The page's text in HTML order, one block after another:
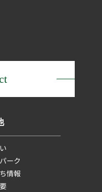
ーク
情報